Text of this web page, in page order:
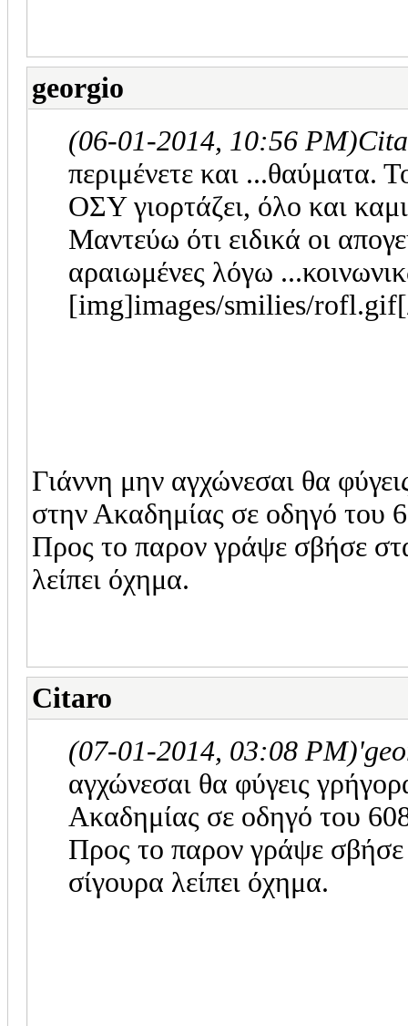
georgio
(06-01-2014, 10:56 PM)
περιμένετε και
ΟΣΥ γιορτάζει, όλο και
Μαντεύω ότι ειδικά οι
αραιωμένες λόγω
[img]images/smilies/
Γιάννη μην αγχώνεσαι θα
στην Ακαδημίας σε οδηγό του
Προς το παρον γράψε σβήσε
λείπει όχημα.
Citaro
(07-01-2014, 03:08 PM)
αγχώνεσαι θα φύγεις
Ακαδημίας σε οδηγό του
Προς το παρον γράψε
σίγουρα λείπει όχημα.